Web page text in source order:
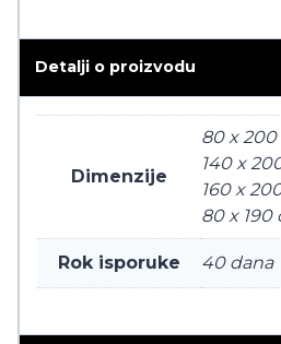
Detalji o proizvodu
Dimenzije
80 x
140 x
160 x
80 x 190
Rok isporuke 40 dana